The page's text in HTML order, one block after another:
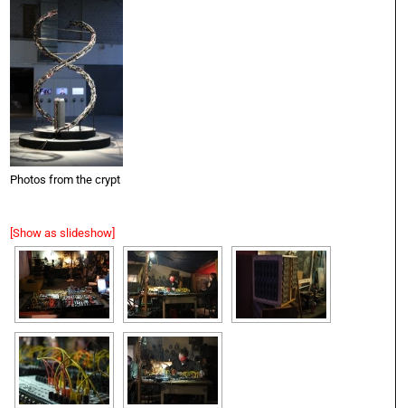
Photos from the crypt
[Show as slideshow]